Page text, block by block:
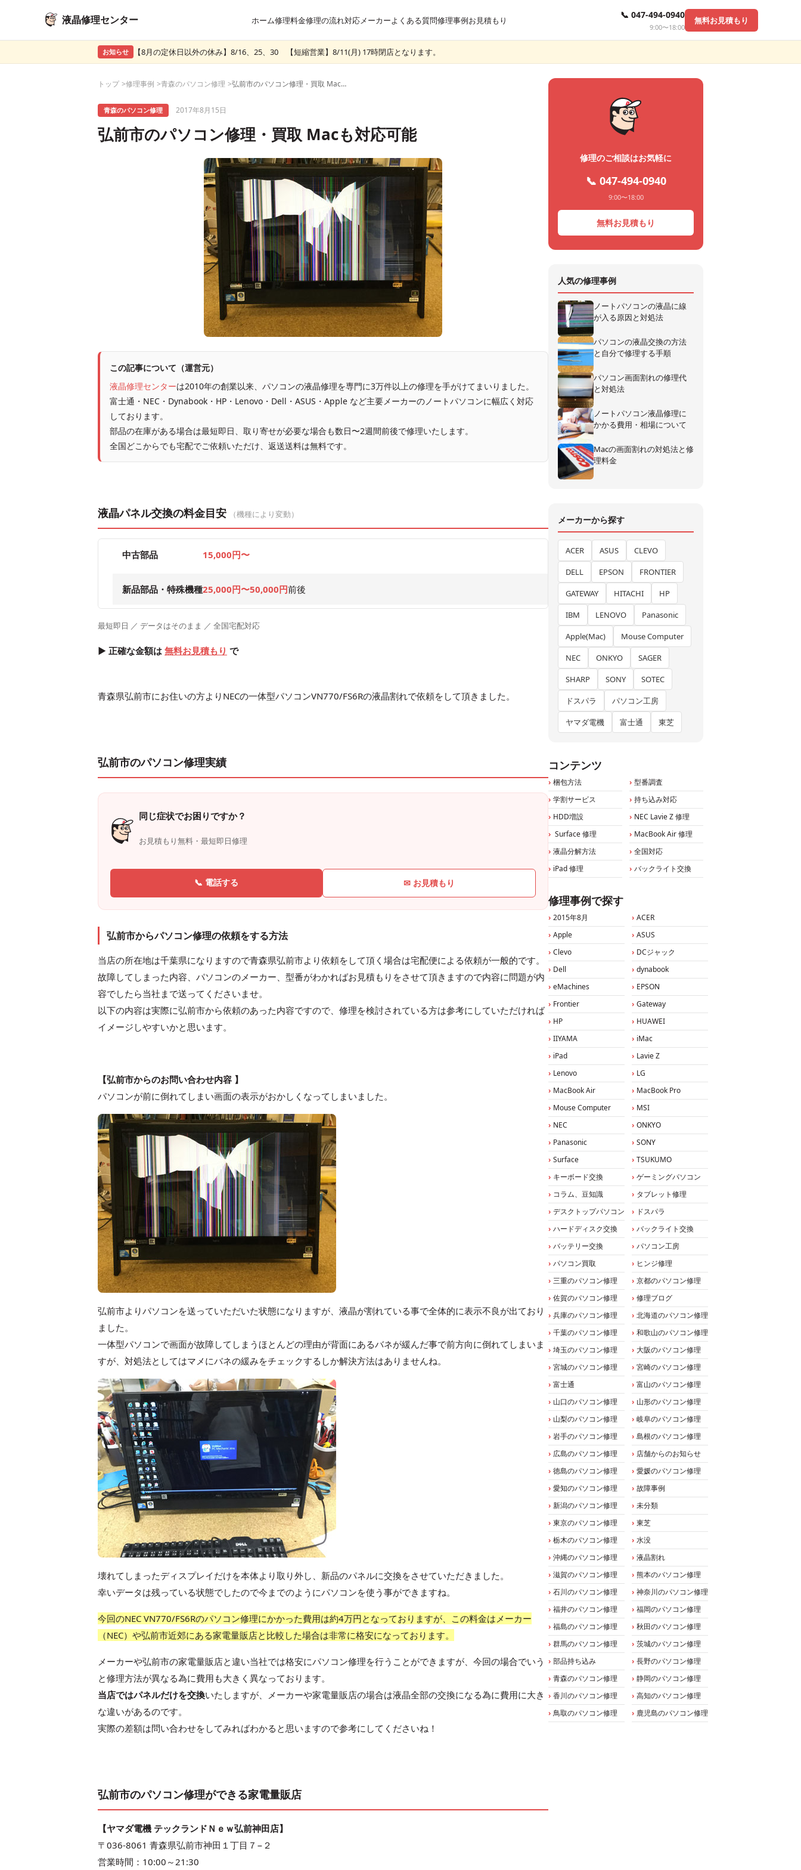
液晶修理センター ホーム修理料金修理の流れ対応メーカーよくある質問修理事例お見積もり 📞 047-494-0940
9:00〜18:00
無料お見積もり
お知らせ 【8月の定休日以外の休み】8/16、25、30 【短縮営業】8/11(月) 17時閉店となります。
トップ 修理事例 青森のパソコン修理 弘前市のパソコン修理・買取 Macも対応可能
青森のパソコン修理 2017年8月15日
弘前市のパソコン修理・買取 Macも対応可能
この記事について（運営元）
液晶修理センターは2010年の創業以来、パソコンの液晶修理を専門に3万件以上の修理を手がけてまいりました。
富士通・NEC・Dynabook・HP・Lenovo・Dell・ASUS・Apple など主要メーカーのノートパソコンに幅広く対応
しております。
部品の在庫がある場合は最短即日、取り寄せが必要な場合も数日〜2週間前後で修理いたします。
全国どこからでも宅配でご依頼いただけ、返送送料は無料です。
液晶パネル交換の料金目安 （機種により変動）
中古部品 15,000円〜
新品部品・特殊機種25,000円〜50,000円前後
最短即日 ／ データはそのまま ／ 全国宅配対応
▶ 正確な金額は 無料お見積もり で
青森県弘前市にお住いの方よりNECの一体型パソコンVN770/FS6Rの液晶割れで依頼をして頂きました。
弘前市のパソコン修理実績
同じ症状でお困りですか？
お見積もり無料・最短即日修理
📞 電話する ✉ お見積もり
弘前市からパソコン修理の依頼をする方法
当店の所在地は千葉県になりますので青森県弘前市より依頼をして頂く場合は宅配便による依頼が一般的です。
故障してしまった内容、パソコンのメーカー、型番がわかればお見積もりをさせて頂きますので内容に問題が内
容でしたら当社まで送ってくださいませ。
以下の内容は実際に弘前市から依頼のあった内容ですので、修理を検討されている方は参考にしていただければ
イメージしやすいかと思います。
【弘前市からのお問い合わせ内容 】
パソコンが前に倒れてしまい画面の表示がおかしくなってしまいました。
弘前市よりパソコンを送っていただいた状態になりますが、液晶が割れている事で全体的に表示不良が出ており
ました。
一体型パソコンで画面が故障してしまうほとんどの理由が背面にあるバネが緩んだ事で前方向に倒れてしまいま
すが、対処法としてはマメにバネの緩みをチェックするしか解決方法はありませんね。
壊れてしまったディスプレイだけを本体より取り外し、新品のパネルに交換をさせていただきました。
幸いデータは残っている状態でしたので今までのようにパソコンを使う事ができますね。
今回のNEC VN770/FS6Rのパソコン修理にかかった費用は約4万円となっておりますが、この料金はメーカー
（NEC）や弘前市近郊にある家電量販店と比較した場合は非常に格安になっております。
メーカーや弘前市の家電量販店と違い当社では格安にパソコン修理を行うことができますが、今回の場合でいう
と修理方法が異なる為に費用も大きく異なっております。
当店ではパネルだけを交換いたしますが、メーカーや家電量販店の場合は液晶全部の交換になる為に費用に大き
な違いがあるのです。
実際の差額は問い合わせをしてみればわかると思いますので参考にしてくださいね！
弘前市のパソコン修理ができる家電量販店
【ヤマダ電機 テックランドＮｅｗ弘前神田店】
〒036-8061 青森県弘前市神田１丁目７−２
営業時間：10:00～21:30
修理のご相談はお気軽に
📞 047-494-0940
9:00〜18:00
無料お見積もり
人気の修理事例
ノートパソコンの液晶に線
が入る原因と対処法
パソコンの液晶交換の方法
と自分で修理する手順
パソコン画面割れの修理代
と対処法
ノートパソコン液晶修理に
かかる費用・相場について
Macの画面割れの対処法と修
理料金
メーカーから探す
ACER ASUS
CLEVO
DELL
EPSON
FRONTIER
GATEWAY
HITACHI
HP
IBM
LENOVO
Panasonic
Apple(Mac)
Mouse Computer
NEC
ONKYO
SAGER
SHARP
SONY
SOTEC
ドスパラ
パソコン工房
ヤマダ電機
富士通 東芝
コンテンツ
梱包方法
型番調査
学割サービス
持ち込み対応
HDD増設
NEC Lavie Z 修理
Surface 修理
MacBook Air 修理
液晶分解方法
全国対応
iPad 修理
バックライト交換
修理事例で探す
2015年8月
ACER
Apple
ASUS
Clevo
DCジャック
Dell
dynabook
eMachines
EPSON
Frontier
Gateway
HP
HUAWEI
IIYAMA
iMac
iPad
Lavie Z
Lenovo
LG
MacBook Air
MacBook Pro
Mouse Computer
MSI
NEC
ONKYO
Panasonic
SONY
Surface
TSUKUMO
キーボード交換
ゲーミングパソコン
コラム、豆知識
タブレット修理
デスクトップパソコン
ドスパラ
ハードディスク交換
バックライト交換
バッテリー交換
パソコン工房
パソコン買取
ヒンジ修理
三重のパソコン修理
京都のパソコン修理
佐賀のパソコン修理
修理ブログ
兵庫のパソコン修理
北海道のパソコン修理
千葉のパソコン修理
和歌山のパソコン修理
埼玉のパソコン修理
大阪のパソコン修理
宮城のパソコン修理
宮崎のパソコン修理
富士通
富山のパソコン修理
山口のパソコン修理
山形のパソコン修理
山梨のパソコン修理
岐阜のパソコン修理
岩手のパソコン修理
島根のパソコン修理
広島のパソコン修理
店舗からのお知らせ
徳島のパソコン修理
愛媛のパソコン修理
愛知のパソコン修理
故障事例
新潟のパソコン修理
未分類
東京のパソコン修理
東芝
栃木のパソコン修理
水没
沖縄のパソコン修理
液晶割れ
滋賀のパソコン修理
熊本のパソコン修理
石川のパソコン修理
神奈川のパソコン修理
福井のパソコン修理
福岡のパソコン修理
福島のパソコン修理
秋田のパソコン修理
群馬のパソコン修理
茨城のパソコン修理
部品持ち込み
長野のパソコン修理
青森のパソコン修理
静岡のパソコン修理
香川のパソコン修理
高知のパソコン修理
鳥取のパソコン修理
鹿児島のパソコン修理